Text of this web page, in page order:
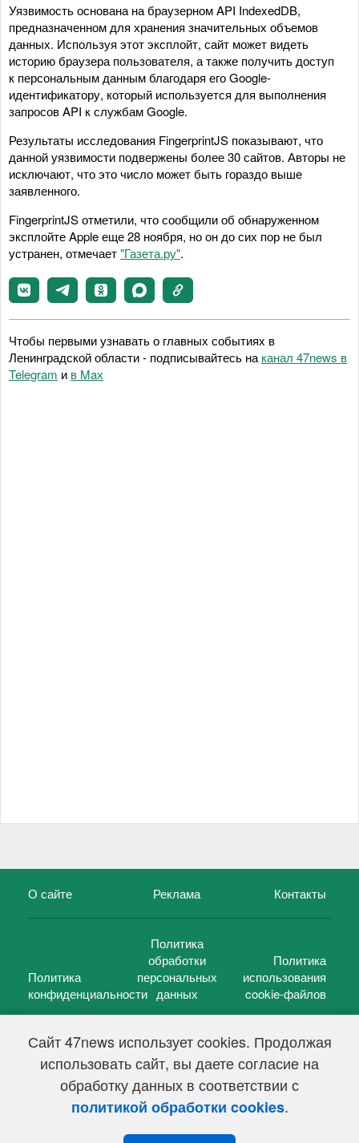
Сайт 47news использует cookies. Продолжая
использовать сайт, вы даете согласие на
обработку данных в соответствии с
политикой обработки cookies.
Уязвимость основана на браузерном API IndexedDB,
предназначенном для хранения значительных объемов
данных. Используя этот эксплойт, сайт может видеть
историю браузера пользователя, а также получить доступ
к персональным данным благодаря его Google-
идентификатору, который используется для выполнения
запросов API к службам Google.
Результаты исследования FingerprintJS показывают, что
данной уязвимости подвержены более 30 сайтов. Авторы не
исключают, что это число может быть гораздо выше
заявленного.
FingerprintJS отметили, что сообщили об обнаруженном
эксплойте Apple еще 28 ноября, но он до сих пор не был
устранен, отмечает"Газета.ру".
Чтобы первыми узнавать о главных событиях в
Ленинградской области - подписывайтесь на канал 47news в
Telegram и в Maх
О сайте Реклама Контакты
Политика
конфиденциальности
Политика
обработки
персональных
данных
Политика
использования
cookie-файлов
47 новостей (47 news)2005 — 2026 г.
Свидетельство о регистрации СМИ Эл № ФС 77-39848, выдано
Федеральной службой по надзору в сфере связи,
информационных технологий и массовых коммуникаций